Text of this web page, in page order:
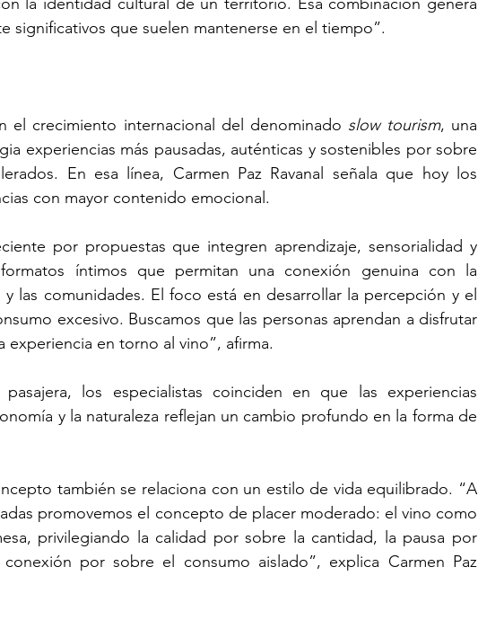
significativos que suelen mantenerse en el tiempo”.
el crecimiento internacional del denominado slow tourism, una
experiencias más pausadas, auténticas y sostenibles por sobre
En esa línea, Carmen Paz Ravanal señala que hoy los
con mayor contenido emocional.
por propuestas que integren aprendizaje, sensorialidad y
íntimos que permitan una conexión genuina con la
y las comunidades. El foco está en desarrollar la percepción y el
excesivo. Buscamos que las personas aprendan a disfrutar
en torno al vino”, afirma.
los especialistas coinciden en que las experiencias
y la naturaleza reflejan un cambio profundo en la forma de
también se relaciona con un estilo de vida equilibrado. “A
promovemos el concepto de placer moderado: el vino como
privilegiando la calidad por sobre la cantidad, la pausa por
por sobre el consumo aislado”, explica Carmen Paz